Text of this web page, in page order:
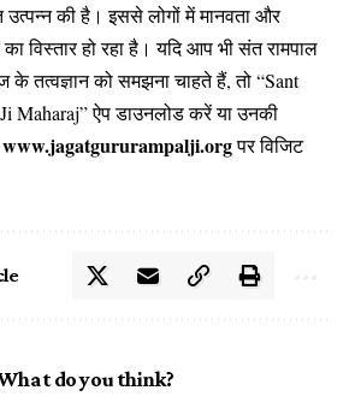
उत्पन्न की है। इससे लोगों में मानवता और
विस्तार हो रहा है। यदि आप भी संत रामपाल
के तत्वज्ञान को समझना चाहते हैं, तो “Sant
Maharaj” ऐप डाउनलोड करें या उनकी
www.jagatgururampalji.orgपर विजिट
do you think?